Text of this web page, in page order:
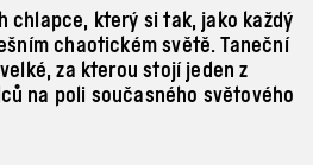
chlapce, který si tak, jako každý
chaotickém světě. Taneční
za kterou stojí jeden z
na poli současného světového